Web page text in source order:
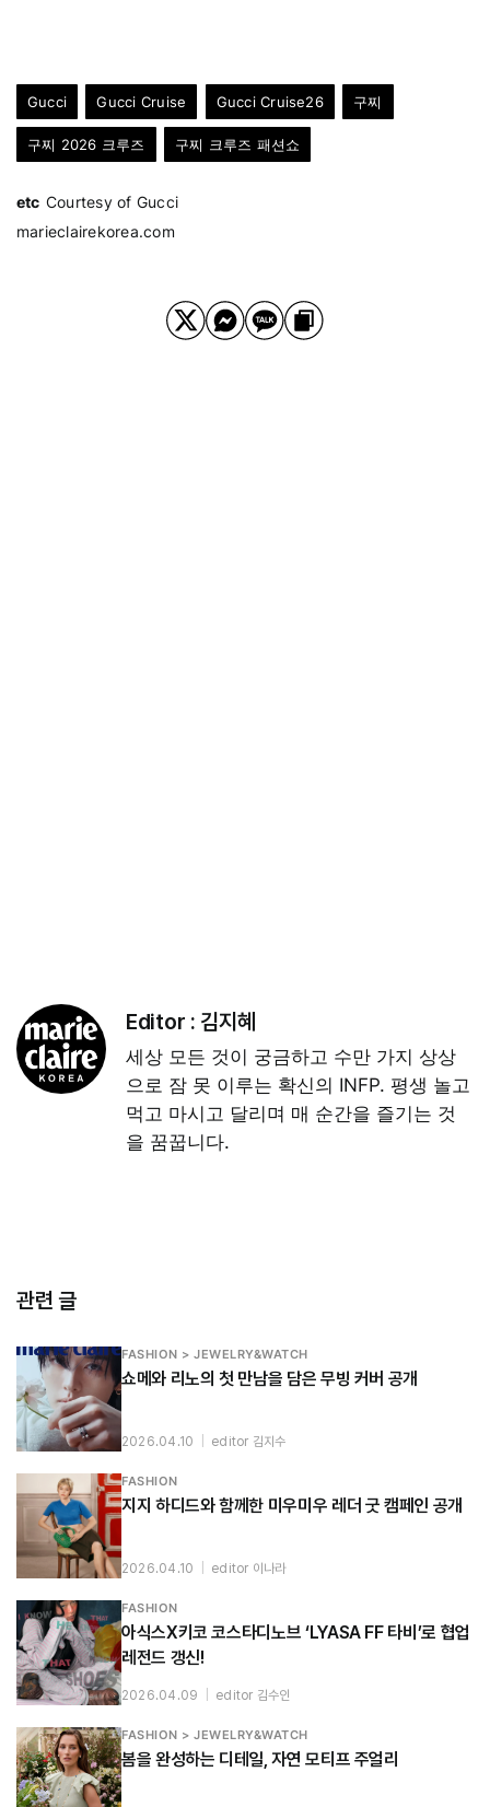
Gucci Gucci Cruise Gucci Cruise26 구찌
구찌 2026 크루즈 구찌 크루즈 패션쇼
etc Courtesy of Gucci
marieclairekorea.com
Editor : 김지혜
세상 모든 것이 궁금하고 수만 가지 상상
으로 잠 못 이루는 확신의 INFP. 평생 놀고
먹고 마시고 달리며 매 순간을 즐기는 것
을 꿈꿉니다.
관련 글
FASHION > JEWELRY&WATCH
쇼메와 리노의 첫 만남을 담은 무빙 커버 공개
2026.04.10 editor 김지수
FASHION
지지 하디드와 함께한 미우미우 레더 굿 캠페인 공개
2026.04.10 editor 이나라
FASHION
아식스X키코 코스타디노브 ‘LYASA FF 타비’로 협업
레전드 갱신!
2026.04.09 editor 김수인
FASHION > JEWELRY&WATCH
봄을 완성하는 디테일, 자연 모티프 주얼리